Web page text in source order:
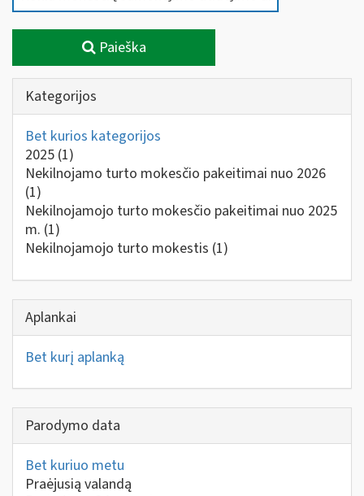
Paieška
Kategorijos
Bet kurios kategorijos
2025 (1)
Nekilnojamo turto mokesčio pakeitimai nuo 2026
(1)
Nekilnojamojo turto mokesčio pakeitimai nuo 2025
m. (1)
Nekilnojamojo turto mokestis (1)
Aplankai
Bet kurį aplanką
Parodymo data
Bet kuriuo metu
Praėjusią valandą